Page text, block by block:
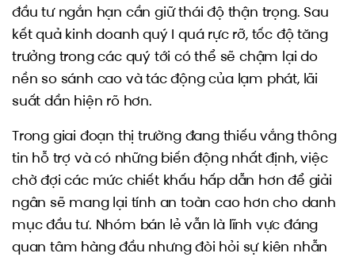
đầu tư ngắn hạn cần giữ thái độ thận trọng. Sau
kết quả kinh doanh quý I quá rực rỡ, tốc độ tăng
trưởng trong các quý tới có thể sẽ chậm lại do
nền so sánh cao và tác động của lạm phát, lãi
suất dần hiện rõ hơn.
Trong giai đoạn thị trường đang thiếu vắng thông
tin hỗ trợ và có những biến động nhất định, việc
chờ đợi các mức chiết khấu hấp dẫn hơn để giải
ngân sẽ mang lại tính an toàn cao hơn cho danh
mục đầu tư. Nhóm bán lẻ vẫn là lĩnh vực đáng
quan tâm hàng đầu nhưng đòi hỏi sự kiên nhẫn